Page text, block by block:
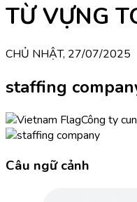
TỪ VỰNG
CHỦ NHẬT, 27/07/2025
staffing
Công ty
Câu ngữ cảnh